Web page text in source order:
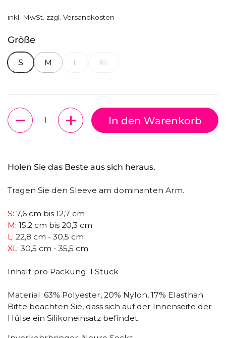
inkl. MwSt. zzgl. Versandkosten
Größe
S M L XL
Anzahl
In den Warenkorb
Holen Sie das Beste aus sich heraus.
Tragen Sie den Sleeve am dominanten Arm.
S: 7,6 cm bis 12,7 cm
M: 15,2 cm bis 20,3 cm
L : 22,8 cm - 30,5 cm
XL : 30,5 cm - 35,5 cm
Inhalt pro Packung: 1 Stück
Material: 63% Polyester, 20% Nylon, 17% Elasthan
Bitte beachten Sie, dass sich auf der Innenseite der
Hülse ein Silikoneinsatz befindet.